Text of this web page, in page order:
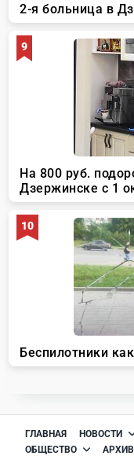
ГЛАВНАЯ НОВОСТИ
ОБЩЕСТВО
АРХИВ